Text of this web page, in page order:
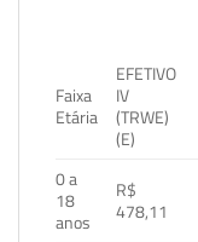
Faixa
Etária
EFETIVO
IV
(TRWE)
(E)
0 a
18
anos
R$
478,11